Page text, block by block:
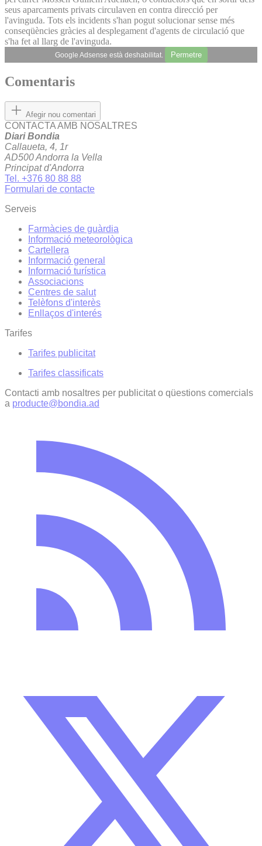
seus aparcaments privats circulaven en contra direcció per
l'avinguda. Tots els incidents s'han pogut solucionar sense més
conseqüències gràcies al desplegament d'agents de circulació que
s'ha fet al llarg de l'avinguda.
Google Adsense està deshabilitat. Permetre
Comentaris
Afegir nou comentari
CONTACTA AMB NOSALTRES
Diari Bondia
Callaueta, 4, 1r
AD500 Andorra la Vella
Principat d'Andorra
Tel. +376 80 88 88
Formulari de contacte
Serveis
Farmàcies de guàrdia
Informació meteorològica
Cartellera
Informació general
Informació turística
Associacions
Centres de salut
Telèfons d'interès
Enllaços d'interés
Tarifes
Tarifes publicitat
Tarifes classificats
Contacti amb nosaltres per publicitat o qüestions comercials
a producte@bondia.ad